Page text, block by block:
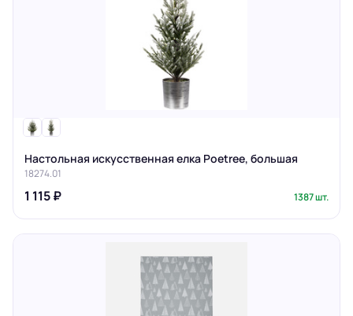
Настольная искусственная елка Poetree, большая
18274.01
1 115 ₽ 1387 шт.